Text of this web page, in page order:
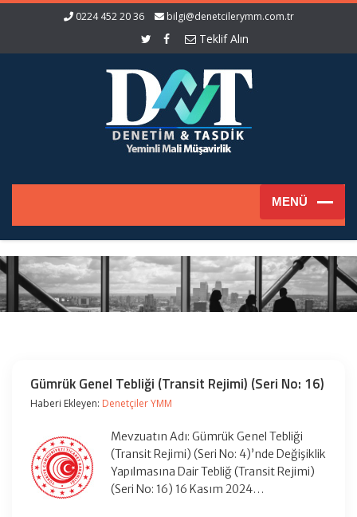
0224 452 20 36 bilgi@denetcilerymm.com.tr
Teklif Alın
Gümrük Genel Tebliği (Transit Rejimi) (Seri No: 16)
Haberi Ekleyen: Denetçiler YMM
Mevzuatın Adı: Gümrük Genel Tebliği
(Transit Rejimi) (Seri No: 4)’nde Değişiklik
Yapılmasına Dair Tebliğ (Transit Rejimi)
(Seri No: 16) 16 Kasım 2024…